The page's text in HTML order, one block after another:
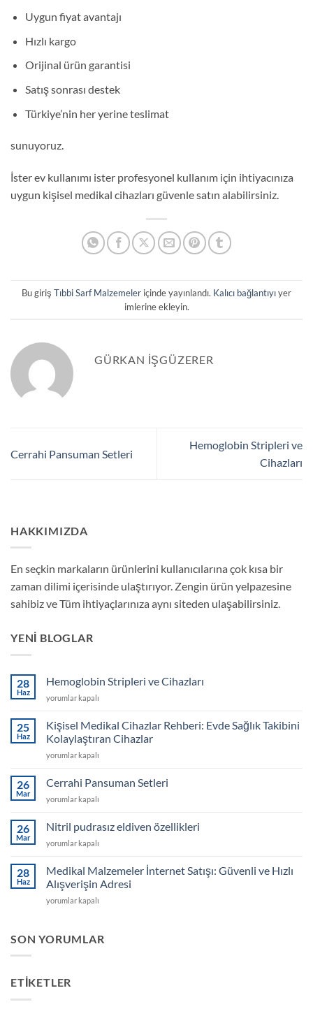
Uygun fiyat avantajı
Hızlı kargo
Orijinal ürün garantisi
Satış sonrası destek
Türkiye’nin her yerine teslimat
sunuyoruz.
İster ev kullanımı ister profesyonel kullanım için ihtiyacınıza
uygun kişisel medikal cihazları güvenle satın alabilirsiniz.
Bu giriş Tıbbi Sarf Malzemeler içinde yayınlandı. Kalıcı bağlantıyıyer
imlerine ekleyin.
GÜRKAN IŞGÜZERER
Cerrahi Pansuman Setleri
Hemoglobin Stripleri ve
Cihazları
HAKKIMIZDA
En seçkin markaların ürünlerini kullanıcılarına çok kısa bir
zaman dilimi içerisinde ulaştırıyor. Zengin ürün yelpazesine
sahibiz ve Tüm ihtiyaçlarınıza aynı siteden ulaşabilirsiniz.
YENI BLOGLAR
28
Haz
Hemoglobin Stripleri ve Cihazları
Hemoglobin
ve
Cihazları
için
yorumlar kapalı
25
Haz
Kişisel Medikal Cihazlar Rehberi: Evde Sağlık Takibini
Kolaylaştıran Cihazlar
Kişisel
Cihazlar
Rehberi:
Evde
Takibini
Cihazlar
yorumlar kapalı
26
Mar
Cerrahi Pansuman Setleri
Cerrahi
Setleri
için
yorumlar kapalı
26
Mar
Nitril pudrasız eldiven özellikleri
Nitril
eldiven
özellikleri
için
yorumlar kapalı
28
Haz
Medikal Malzemeler İnternet Satışı: Güvenli ve Hızlı
Alışverişin Adresi
Medikal
Satışı:
Alışverişin
yorumlar kapalı
SON YORUMLAR
ETIKETLER